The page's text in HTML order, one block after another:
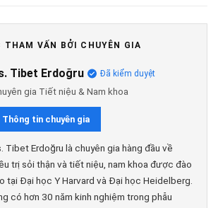
THAM VẤN BỞI CHUYÊN GIA
Tibet Erdoğru Đã kiểm duyệt
gia Tiết niệu & Nam khoa
Thông tin chuyên gia
Tibet Erdoğru là chuyên gia hàng đầu về
trị sỏi thận và tiết niệu, nam khoa được đào
tại Đại học Y Harvard và Đại học Heidelberg.
có hơn 30 năm kinh nghiệm trong phẫu